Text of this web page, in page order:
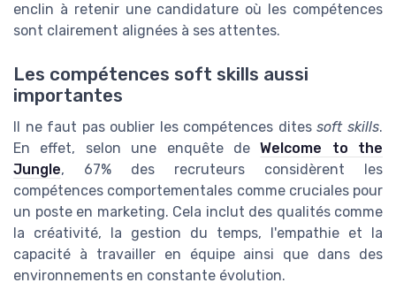
enclin à retenir une candidature où les compétences
sont clairement alignées à ses attentes.
Les compétences soft skills aussi
importantes
Il ne faut pas oublier les compétences ditessoft skills.
En effet, selon une enquête deWelcome to the
Jungle, 67% des recruteurs considèrent les
compétences comportementales comme cruciales pour
un poste en marketing. Cela inclut des qualités comme
la créativité, la gestion du temps, l'empathie et la
capacité à travailler en équipe ainsi que dans des
environnements en constante évolution.